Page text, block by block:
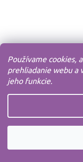
Používame cookies,
prehliadanie webu a
jeho funkcie.